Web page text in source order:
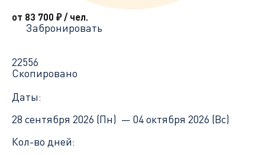
от 83 700 ₽/ чел.
Забронировать
22556
Скопировано
Даты:
28 сентября 2026 (Пн) — 04 октября 2026 (Вс)
Кол-во дней: